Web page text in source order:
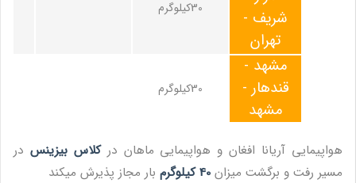
30کیلوگرم
شریف -
تهران
30کیلوگرم
مشهد -
قندهار -
مشهد
هواپیمایی آریانا افغان و هواپیمایی ماهان درکلاس بیزینس در
مسیر رفت و برگشت میزان 40 کیلوگرم بار مجاز پذیرش میکند